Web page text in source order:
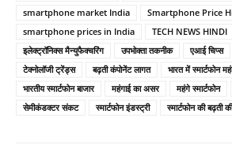
smartphone market India
Smartphone Price
smartphone prices in India
TECH NEWS HINDI
इलेक्ट्रॉनिक्स मैन्युफैक्चरिंग
उपभोक्ता तकनीक एआई चिप्स
टेक्नोलॉजी ट्रेंड्स
बढ़ती कंपोनेंट लागत
भारत में स्मार्टफोन
भारतीय स्मार्टफोन बाजार
महंगाई का असर महंगे स्मार्टफोन
सेमीकंडक्टर संकट
स्मार्टफोन इंडस्ट्री स्मार्टफोन की बढ़ती